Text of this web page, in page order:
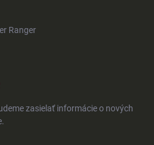
Ranger
zasielať informácie o nových